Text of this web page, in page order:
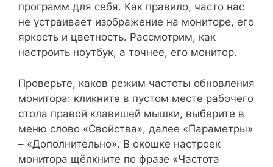
программ для себя. Как правило, часто нас
не устраивает изображение на мониторе, его
яркость и цветность. Рассмотрим, как
настроить ноутбук, а точнее, его монитор.
Проверьте, каков режим частоты обновления
монитора: кликните в пустом месте рабочего
стола правой клавишей мышки, выберите в
меню слово «Свойства», далее «Параметры»
– «Дополнительно». В окошке настроек
монитора щёлкните по фразе «Частота